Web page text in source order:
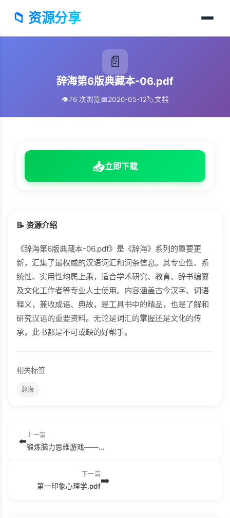
📁 资源分享
📄
辞海第6版典藏本-06.pdf
👁️76 次浏览📅2026-05-12🏷️文档
📥立即下载
📝 资源介绍
《辞海第6版典藏本-06.pdf》是《辞海》系列的重要更
新，汇集了最权威的汉语词汇和词条信息。其专业性、系
统性、实用性均属上乘，适合学术研究、教育、辞书编纂
及文化工作者等专业人士使用。内容涵盖古今汉字、词语
释义，兼收成语、典故，是工具书中的精品，也是了解和
研究汉语的重要资料。无论是词汇的掌握还是文化的传
承，此书都是不可或缺的好帮手。
相关标签
辞海
⬅️
上一篇
锻炼脑力思维游戏——探案现场(1).pdf
下一篇
第一印象心理学.pdf➡️